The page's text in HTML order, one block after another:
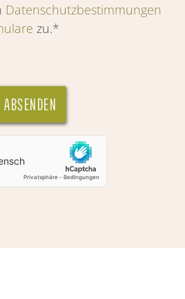
Datenschutzbestimmungen
zu.*
ABSENDEN